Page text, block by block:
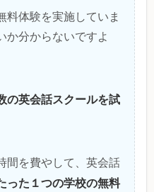
料体験を実施していま
か分からないですよ
の英会話スクールを試
間を費やして、英会話
った１つの学校の無料